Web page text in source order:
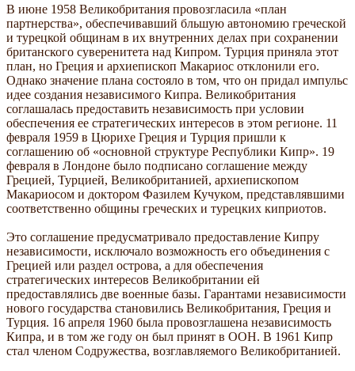
В июне 1958 Великобритания провозгласила «план
партнерства», обеспечивавший бльшую автономию греческой
и турецкой общинам в их внутренних делах при сохранении
британского суверенитета над Кипром. Турция приняла этот
план, но Греция и архиепископ Макариос отклонили его.
Однако значение плана состояло в том, что он придал импульс
идее создания независимого Кипра. Великобритания
соглашалась предоставить независимость при условии
обеспечения ее стратегических интересов в этом регионе. 11
февраля 1959 в Цюрихе Греция и Турция пришли к
соглашению об «основной структуре Республики Кипр». 19
февраля в Лондоне было подписано соглашение между
Грецией, Турцией, Великобританией, архиепископом
Макариосом и доктором Фазилем Кучуком, представлявшими
соответственно общины греческих и турецких киприотов.
Это соглашение предусматривало предоставление Кипру
независимости, исключало возможность его объединения с
Грецией или раздел острова, а для обеспечения
стратегических интересов Великобритании ей
предоставлялись две военные базы. Гарантами независимости
нового государства становились Великобритания, Греция и
Турция. 16 апреля 1960 была провозглашена независимость
Кипра, и в том же году он был принят в ООН. В 1961 Кипр
стал членом Содружества, возглавляемого Великобританией.